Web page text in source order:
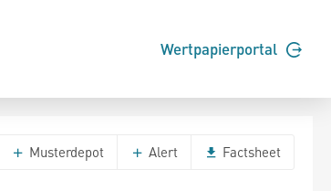
Wertpapierportal
Musterdepot Alert Factsheet